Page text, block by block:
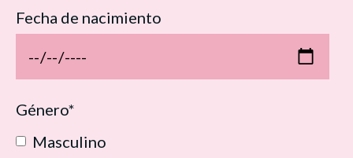
Fecha de nacimiento
Género*
Masculino